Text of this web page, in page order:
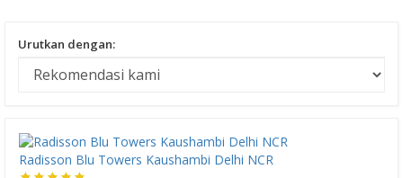
Urutkan dengan:
Radisson Blu Towers Kaushambi Delhi NCR